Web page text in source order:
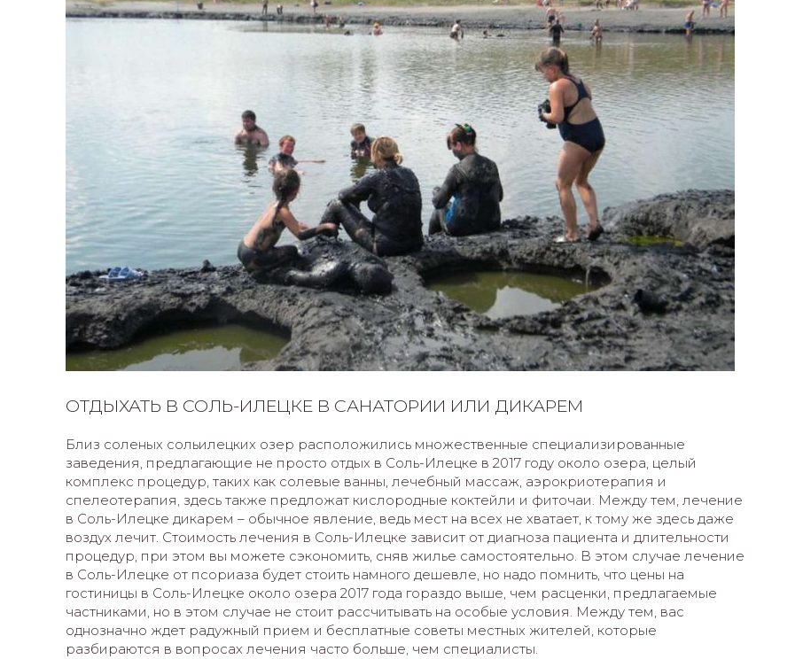
ОТДЫХАТЬ В СОЛЬ-ИЛЕЦКЕ В САНАТОРИИ ИЛИ ДИКАРЕМ
Близ соленых сольилецких озер расположились множественные специализированные
заведения, предлагающие не просто отдых в Соль-Илецке в 2017 году около озера, целый
комплекс процедур, таких как солевые ванны, лечебный массаж, аэрокриотерапия и
спелеотерапия, здесь также предложат кислородные коктейли и фиточаи. Между тем, лечение
в Соль-Илецке дикарем – обычное явление, ведь мест на всех не хватает, к тому же здесь даже
воздух лечит. Стоимость лечения в Соль-Илецке зависит от диагноза пациента и длительности
процедур, при этом вы можете сэкономить, сняв жилье самостоятельно. В этом случае лечение
в Соль-Илецке от псориаза будет стоить намного дешевле, но надо помнить, что цены на
гостиницы в Соль-Илецке около озера 2017 года гораздо выше, чем расценки, предлагаемые
частниками, но в этом случае не стоит рассчитывать на особые условия. Между тем, вас
однозначно ждет радужный прием и бесплатные советы местных жителей, которые
разбираются в вопросах лечения часто больше, чем специалисты.